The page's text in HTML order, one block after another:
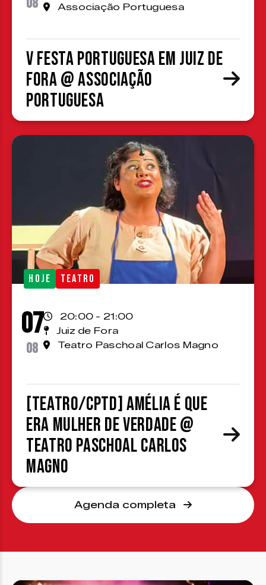
Associação Portuguesa
V Festa Portuguesa em Juiz de
Fora @ Associação
Portuguesa
HOJE TEATRO
07
08
20:00 - 21:00
Juiz de Fora
Teatro Paschoal Carlos Magno
[TEATRO/CPTD] Amélia é que
era mulher de verdade @
Teatro Paschoal Carlos
Magno
Agenda completa